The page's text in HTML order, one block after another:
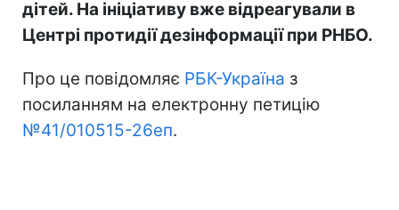
дітей. На ініціативу вже відреагували в
Центрі протидії дезінформації при РНБО.
Про це повідомляє РБК-Україна з
посиланням на електронну петицію
№41/010515-26еп.